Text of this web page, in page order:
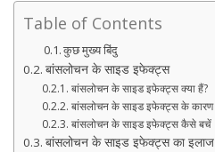
Table of Contents
कुछ मुख्य बिंदु
बांसलोचन के साइड इफेक्ट्स
बांसलोचन के साइड इफेक्ट्स क्या हैं?
बांसलोचन के साइड इफेक्ट्स के कारण
बांसलोचन के साइड इफेक्ट्स कैसे बचें
बांसलोचन के साइड इफेक्ट्स का इलाज